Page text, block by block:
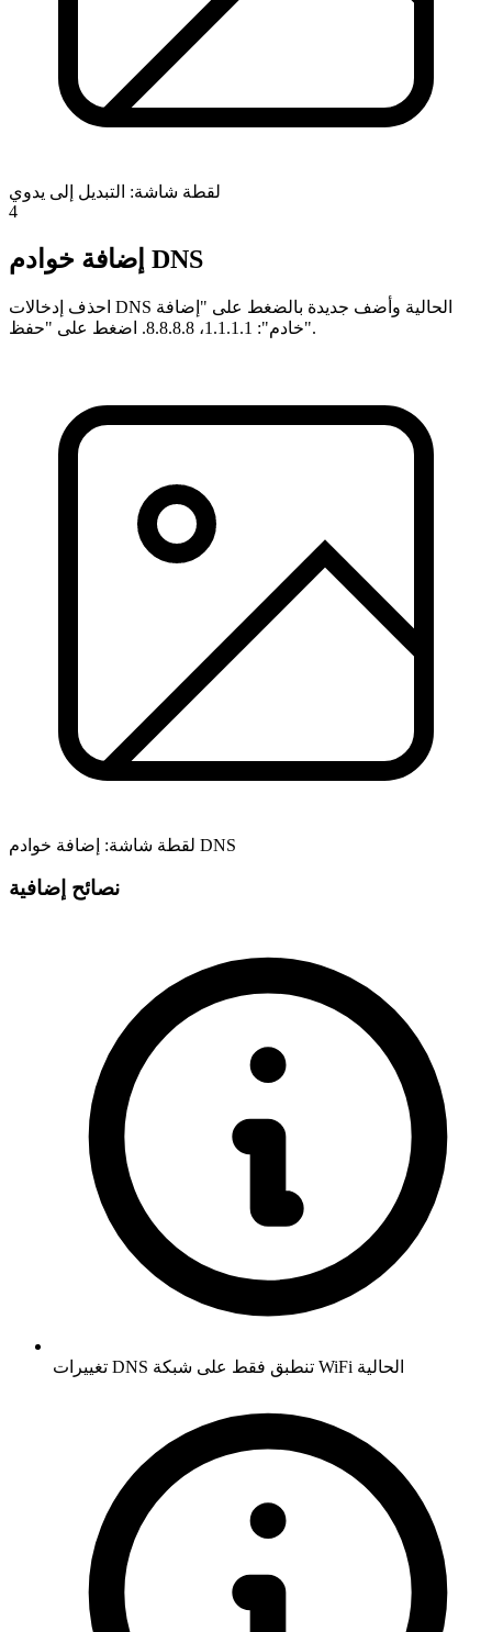
لقطة شاشة: التبديل إلى يدوي
4
إضافة خوادم DNS
احذف إدخالات DNS الحالية وأضف جديدة بالضغط على "إضافة
خادم": 1.1.1.1، 8.8.8.8. اضغط على "حفظ".
لقطة شاشة: إضافة خوادم DNS
نصائح إضافية
تغييرات DNS تنطبق فقط على شبكة WiFi الحالية